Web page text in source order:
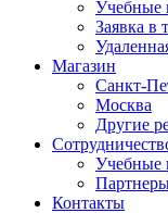
Учебные
Заявка в
Магазин
Санкт-
Москва
Другие
Учебные
Контакты